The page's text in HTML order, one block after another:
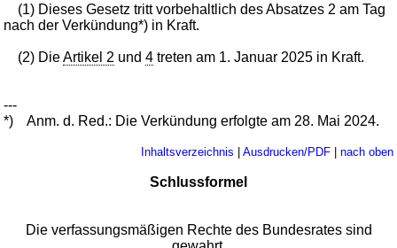
(1) Dieses Gesetz tritt vorbehaltlich des Absatzes 2 am Tag
nach der Verkündung*) in Kraft.
(2) DieArtikel 2 und4 treten am 1. Januar 2025 in Kraft.
---
*)
Anm. d. Red.: Die Verkündung erfolgte am 28. Mai 2024.
Inhaltsverzeichnis | Ausdrucken/PDF| nach oben
Schlussformel
Die verfassungsmäßigen Rechte des Bundesrates sind